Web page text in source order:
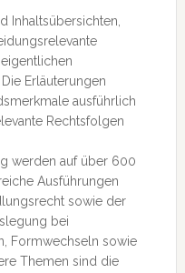
Inhaltsübersichten,
Erläuterungen
ausführlich
Rechtsfolgen
werden auf über 600
Ausführungen
sowie der
bei
Formwechseln sowie
Themen sind die